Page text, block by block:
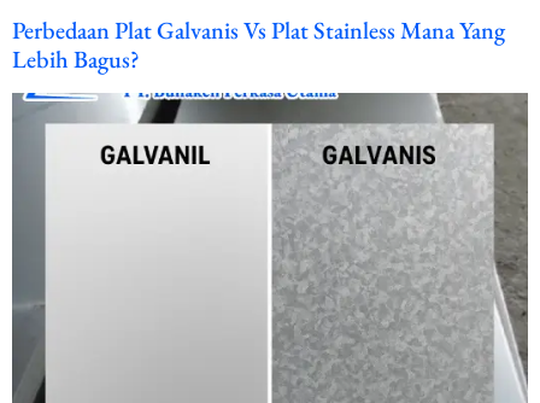
Perbedaan Plat Galvanis Vs Plat Stainless Mana Yang
Lebih Bagus?